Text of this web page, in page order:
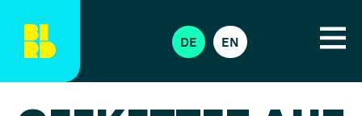
DE EN